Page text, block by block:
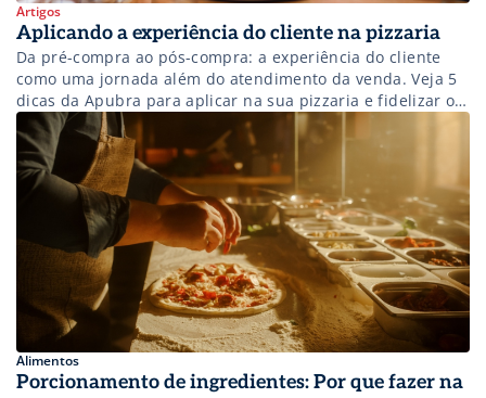
Artigos
Aplicando a experiência do cliente na pizzaria
Da pré-compra ao pós-compra: a experiência do cliente
como uma jornada além do atendimento da venda. Veja 5
dicas da Apubra para aplicar na sua pizzaria e fidelizar os
clientes. Nunca se falou tanto em experiência do cliente,
onde as empresas procuram oferecer mais do que
produtos; elas buscam construir um processo que impacte
positivamente […]
Alimentos
Porcionamento de ingredientes: Por que fazer na